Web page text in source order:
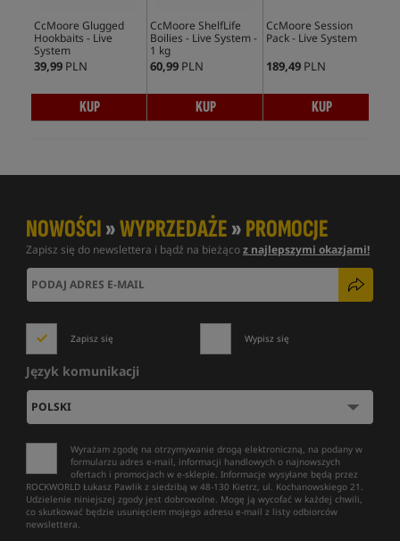
CcMoore Glugged
Hookbaits - Live
System
39,99 PLN
KUP
CcMoore ShelfLife
Boilies - Live System -
1 kg
60,99 PLN
KUP
CcMoore Session
Pack - Live System
189,49 PLN
KUP
NOWOŚCI»WYPRZEDAŻE»PROMOCJE
Zapisz się do newslettera i bądź na bieżącoz najlepszymi okazjami!
Zapisz się Wypisz się
Język komunikacji
Wyrażam zgodę na otrzymywanie drogą elektroniczną, na podany w
formularzu adres e-mail, informacji handlowych o najnowszych
ofertach i promocjach w e-sklepie. Informacje wysyłane będą przez
ROCKWORLD Łukasz Pawlik z siedzibą w 48-130 Kietrz, ul. Kochanowskiego 21.
Udzielenie niniejszej zgody jest dobrowolne. Mogę ją wycofać w każdej chwili,
co skutkować będzie usunięciem mojego adresu e-mail z listy odbiorców
newslettera.